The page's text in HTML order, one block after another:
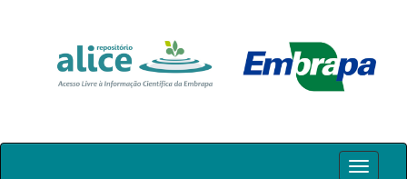
Skip